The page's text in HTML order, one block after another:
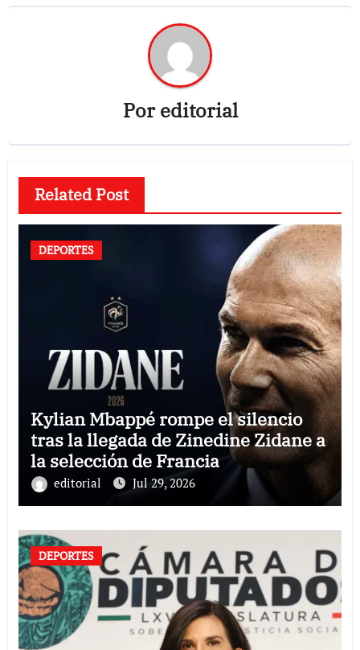
Poreditorial
Related Post
DEPORTES
Kylian Mbappé rompe el silencio
tras la llegada de Zinedine Zidane a
la selección de Francia
editorial Jul 29, 2026
DEPORTES